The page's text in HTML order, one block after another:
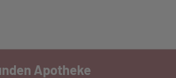
Apotheke